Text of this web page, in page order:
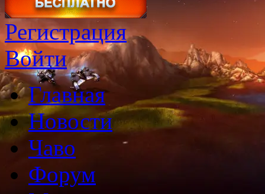
Регистрация
Войти
Главная
Новости
Чаво
Форум